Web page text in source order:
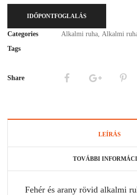
IDŐPONTFOGLALÁS
Categories Alkalmi ruha Alkalmi
Tags
Share
LEÍRÁS
TOVÁBBI
Fehér és arany rövid alkalmi